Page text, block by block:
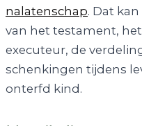
nalatenschap. Dat
van het testament,
executeur, de
schenkingen tijdens
onterfd kind.